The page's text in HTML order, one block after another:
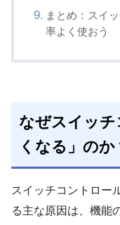
まとめ：スイ
率よく使おう
なぜスイッ
くなる」のか
スイッチコントロー
る主な原因は、機能